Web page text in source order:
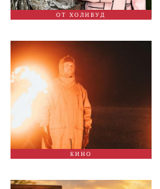
ОТ ХОЛИВУД
КИНО